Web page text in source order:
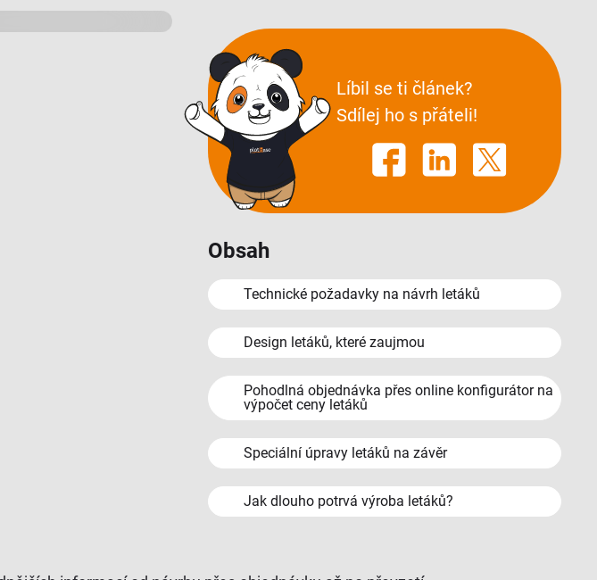
Líbil se ti článek?
Sdílej ho s přáteli!
Obsah
Technické požadavky na návrh letáků
Design letáků, které zaujmou
Pohodlná objednávka přes online konfigurátor na
výpočet ceny letáků
Speciální úpravy letáků na závěr
Jak dlouho potrvá výroba letáků?